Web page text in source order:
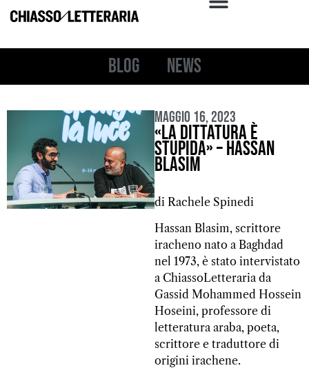
Blog News
Maggio 16, 2023
«La dittatura è
stupida» – Hassan
Blasim
di Rachele Spinedi
Hassan Blasim, scrittore
iracheno nato a Baghdad
nel 1973, è stato intervistato
a ChiassoLetteraria da
Gassid Mohammed Hossein
Hoseini, professore di
letteratura araba, poeta,
scrittore e traduttore di
origini irachene.